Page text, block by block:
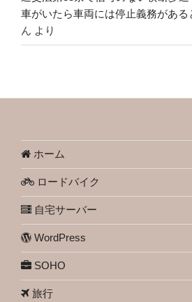
車がいたら車両には停止義務がある
ん より
ホーム
ロードバイク
自宅サーバー
WordPress
SOHO
旅行